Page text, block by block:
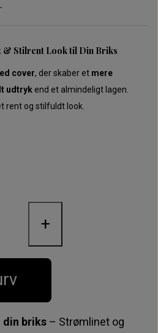
XS - 30 rækker - 4D
XS - 30 rækker - 5D
XL - 20 rækker - 4D
XL - 20 rækker - 5D
XL - 20 rækker - 10D
LED Lamper
Lampe
& Stilrent Look til Din Briks
cover, der skaber et mere
udtryk end et almindeligt lagen.
rent og stilfuldt look.
+
din briks – Strømlinet og